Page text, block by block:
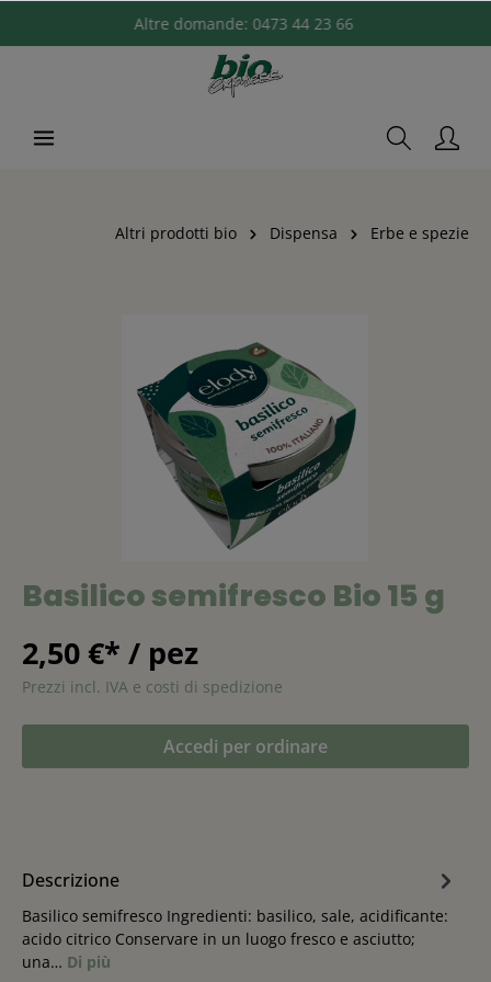
Altre domande: 0473 44 23 66
Altri prodotti bio Dispensa Erbe e spezie
Basilico semifresco Bio 15 g
2,50 €* / pez
Prezzi incl. IVA e costi di spedizione
Accedi per ordinare
Descrizione
Basilico semifresco Ingredienti: basilico, sale, acidificante:
acido citrico Conservare in un luogo fresco e asciutto;
una… Di più